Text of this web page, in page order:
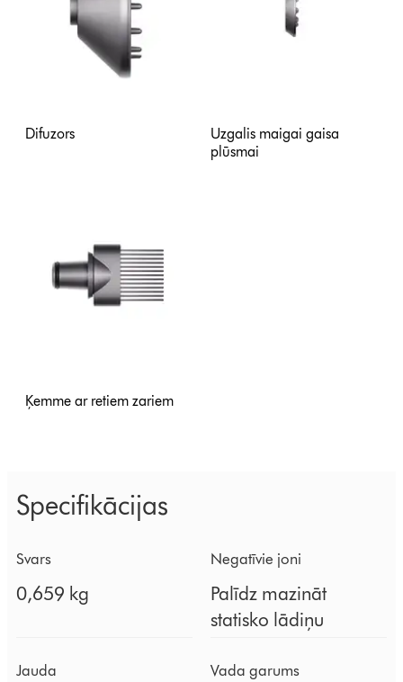
Difuzors
Uzgalis maigai gaisa
plūsmai
Ķemme ar retiem zariem
Specifikācijas
Svars
0,659 kg
Negatīvie joni
Palīdz mazināt
statisko lādiņu
Jauda Vada garums